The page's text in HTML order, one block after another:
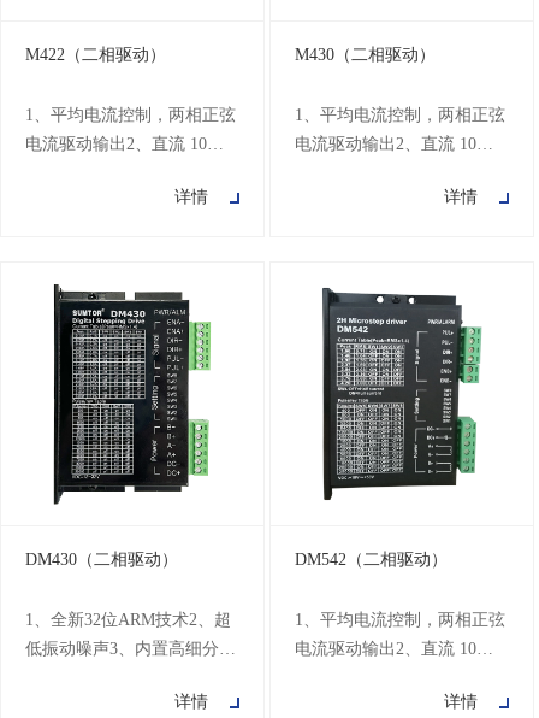
M422（二相驱动）
1、平均电流控制，两相正弦
电流驱动输出2、直流 10～
入/输出4、8档细分和自动半
转速高8、高速力矩大
详情
M430（二相驱动）
1、平均电流控制，两相正弦
电流驱动输出2、直流 10～
入/输出4、8档细分和自动半
转速高8、高速力矩大
详情
DM430（二相驱动）
1、全新32位ARM技术2、超
低振动噪声3、内置高细分
5、变电流控制使电机发热大
详情
DM542（二相驱动）
1、平均电流控制，两相正弦
电流驱动输出2、直流 10～
入/输出4、8档细分和自动半
详情